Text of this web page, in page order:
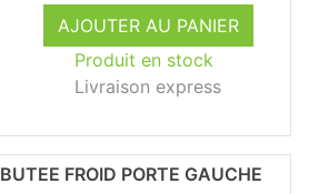
AJOUTER AU PANIER
Produit en stock
Livraison express
BUTEE FROID PORTE GAUCHE